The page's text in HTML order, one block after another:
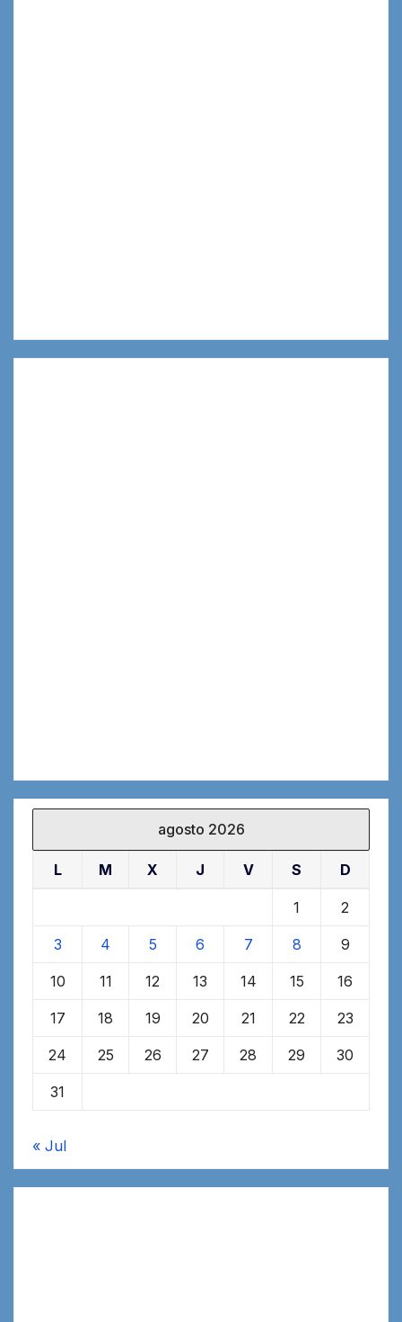
agosto 2026
L M X J V S D
1 2
3 4 5 6 7 8 9
10 11 12 13 14 15 16
17 18 19 20 21 22 23
24 25 26 27 28 29 30
31
« Jul